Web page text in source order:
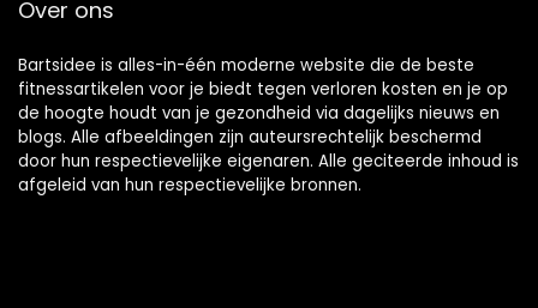
Over ons
Bartsidee is alles-in-één moderne website die de beste
fitnessartikelen voor je biedt tegen verloren kosten en je op
de hoogte houdt van je gezondheid via dagelijks nieuws en
blogs. Alle afbeeldingen zijn auteursrechtelijk beschermd
door hun respectievelijke eigenaren. Alle geciteerde inhoud is
afgeleid van hun respectievelijke bronnen.